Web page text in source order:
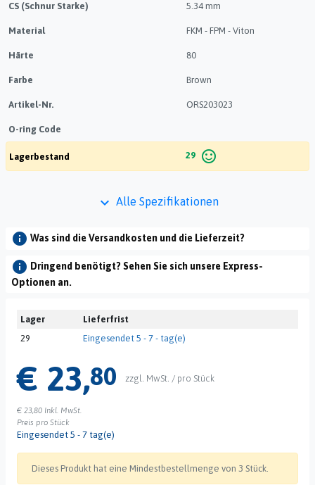
CS (Schnur Starke) 5.34 mm
Material FKM - FPM - Viton
Härte 80
Farbe Brown
Artikel-Nr. ORS203023
O-ring Code
Lagerbestand 29 sentiment_satisfied_alt
keyboard_arrow_down Alle Spezifikationen
info Was sind die Versandkosten und die Lieferzeit?
info Dringend benötigt? Sehen Sie sich unsere Express-
Optionen an.
Lager
Lieferfrist
29
Eingesendet 5 - 7 - tag(e)
€ 23,80 zzgl. MwSt. / pro Stück
€ 23,80 Inkl. MwSt.
Preis pro Stück
Eingesendet 5 - 7 tag(e)
Dieses Produkt hat eine Mindestbestellmenge von 3 Stück.